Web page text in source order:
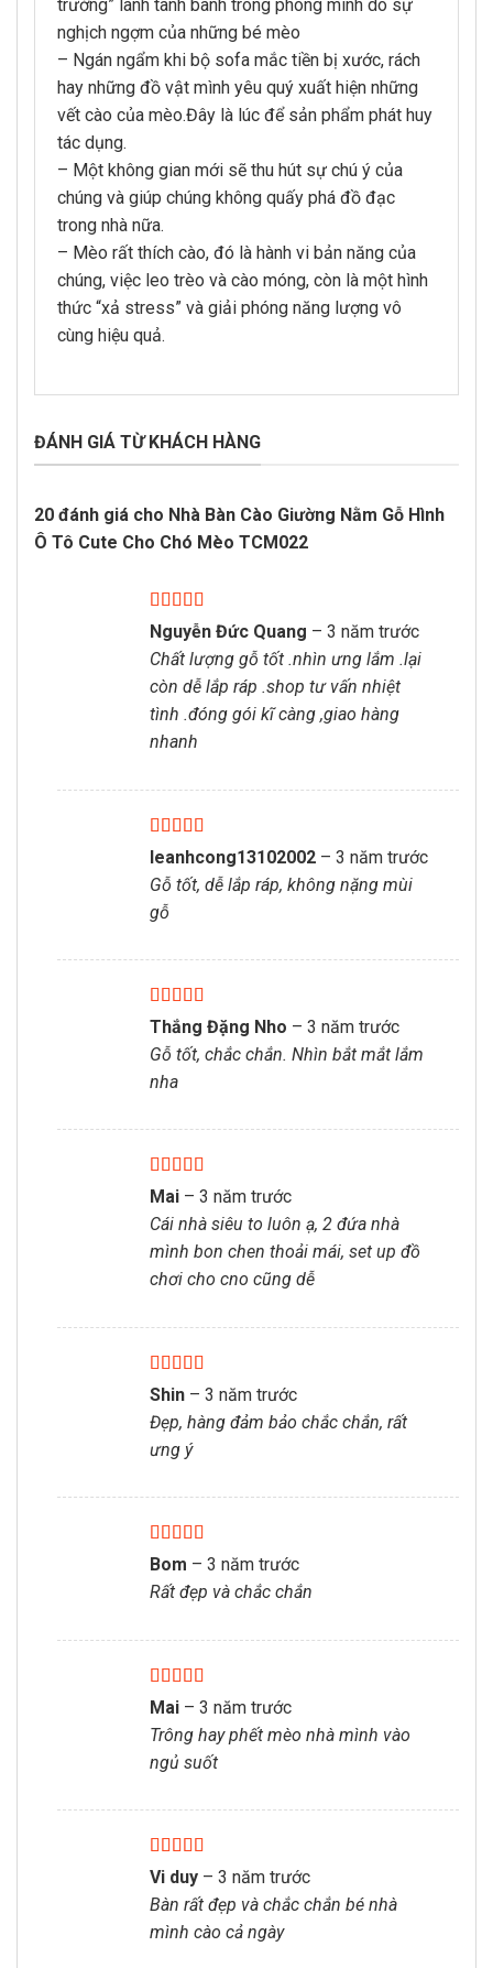
trường” lanh tanh bành trong phòng mình do sự
nghịch ngợm của những bé mèo
– Ngán ngẩm khi bộ sofa mắc tiền bị xước, rách
hay những đồ vật mình yêu quý xuất hiện những
vết cào của mèo.Đây là lúc để sản phẩm phát huy
tác dụng.
– Một không gian mới sẽ thu hút sự chú ý của
chúng và giúp chúng không quấy phá đồ đạc
trong nhà nữa.
– Mèo rất thích cào, đó là hành vi bản năng của
chúng, việc leo trèo và cào móng, còn là một hình
thức “xả stress” và giải phóng năng lượng vô
cùng hiệu quả.
ĐÁNH GIÁ TỪ KHÁCH HÀNG
20 đánh giá cho Nhà Bàn Cào Giường Nằm Gỗ Hình
Ô Tô Cute Cho Chó Mèo TCM022
Được xếp
hạng55 sao
Nguyễn Đức Quang – 3 năm trước
Chất lượng gỗ tốt .nhìn ưng lắm .lại
còn dễ lắp ráp .shop tư vấn nhiệt
tình .đóng gói kĩ càng ,giao hàng
nhanh
Được xếp
hạng55 sao
leanhcong13102002 – 3 năm trước
Gỗ tốt, dễ lắp ráp, không nặng mùi
gỗ
Được xếp
hạng55 sao
Thắng Đặng Nho – 3 năm trước
Gỗ tốt, chắc chắn. Nhìn bắt mắt lắm
nha
Được xếp
5 sao
Mai – 3 năm trước
Cái nhà siêu to luôn ạ, 2 đứa nhà
mình bon chen thoải mái, set up đồ
chơi cho cno cũng dễ
Được xếp
hạng
5 sao
Shin – 3 năm trước
Đẹp, hàng đảm bảo chắc chắn, rất
ưng ý
Được xếp
hạng
5 sao
Bom – 3 năm trước
Rất đẹp và chắc chắn
Được xếp
hạng
5 sao
Mai – 3 năm trước
Trông hay phết mèo nhà mình vào
ngủ suốt
Được xếp
hạng5 5 sao
Vi duy – 3 năm trước
Bàn rất đẹp và chắc chắn bé nhà
mình cào cả ngày